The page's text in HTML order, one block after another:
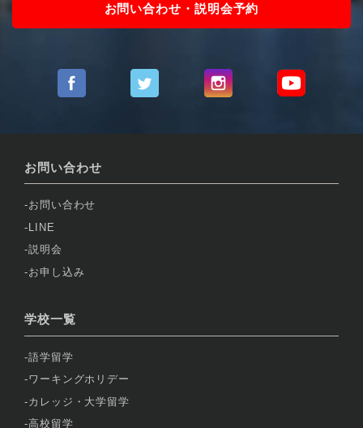
お問い合わせ・説明会予約
お問い合わせ
お問い合わせ
LINE
説明会
お申し込み
学校一覧
語学留学
ワーキングホリデー
カレッジ・大学留学
高校留学